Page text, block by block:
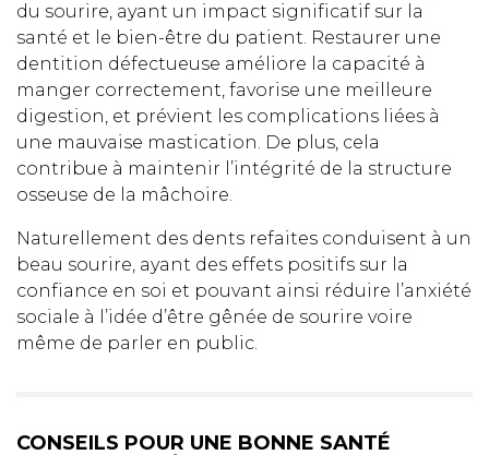
du sourire, ayant un impact significatif sur la
santé et le bien-être du patient. Restaurer une
dentition défectueuse améliore la capacité à
manger correctement, favorise une meilleure
digestion, et prévient les complications liées à
une mauvaise mastication. De plus, cela
contribue à maintenir l’intégrité de la structure
osseuse de la mâchoire.
Naturellement des dents refaites conduisent à un
beau sourire, ayant des effets positifs sur la
confiance en soi et pouvant ainsi réduire l’anxiété
sociale à l’idée d’être gênée de sourire voire
même de parler en public.
CONSEILS POUR UNE BONNE SANTÉ